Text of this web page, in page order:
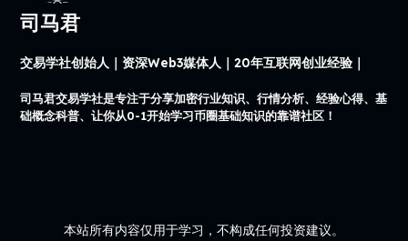
司马君
交易学社创始人｜资深Web3媒体人｜20年互联网创业经验｜
司马君交易学社是专注于分享加密行业知识、行情分析、经验心得、基
础概念科普、让你从0-1开始学习币圈基础知识的靠谱社区！
本站所有内容仅用于学习，不构成任何投资建议。